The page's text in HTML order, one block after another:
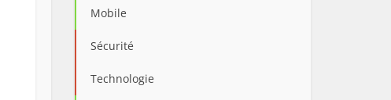
Mobile
Sécurité
Technologie